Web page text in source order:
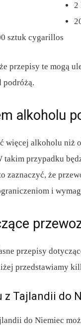
2
sztuk cygarillos
przepisy te mogą
podróżą.
alkoholu
więcej alkoholu niż
takim przypadku
zaznaczyć, że
i
przepisy
przedstawiamy
z Tajlandii do
do Niemiec